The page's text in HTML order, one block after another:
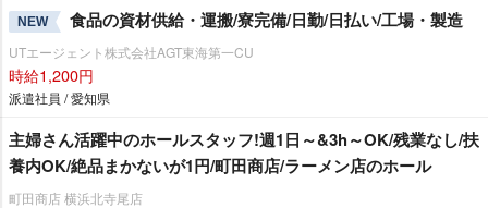
NEW 食品の資材供給・運搬/寮完備/日勤/日払い/工場・製造
UTエージェント株式会社AGT東海第一CU
時給1,200円
派遣社員 / 愛知県
主婦さん活躍中のホールスタッフ!週1日～&3h～OK/残業なし/扶
養内OK/絶品まかないが1円/町田商店/ラーメン店のホール
町田商店 横浜北寺尾店